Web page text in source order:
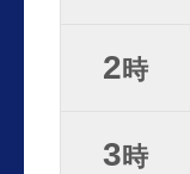
2時
3時